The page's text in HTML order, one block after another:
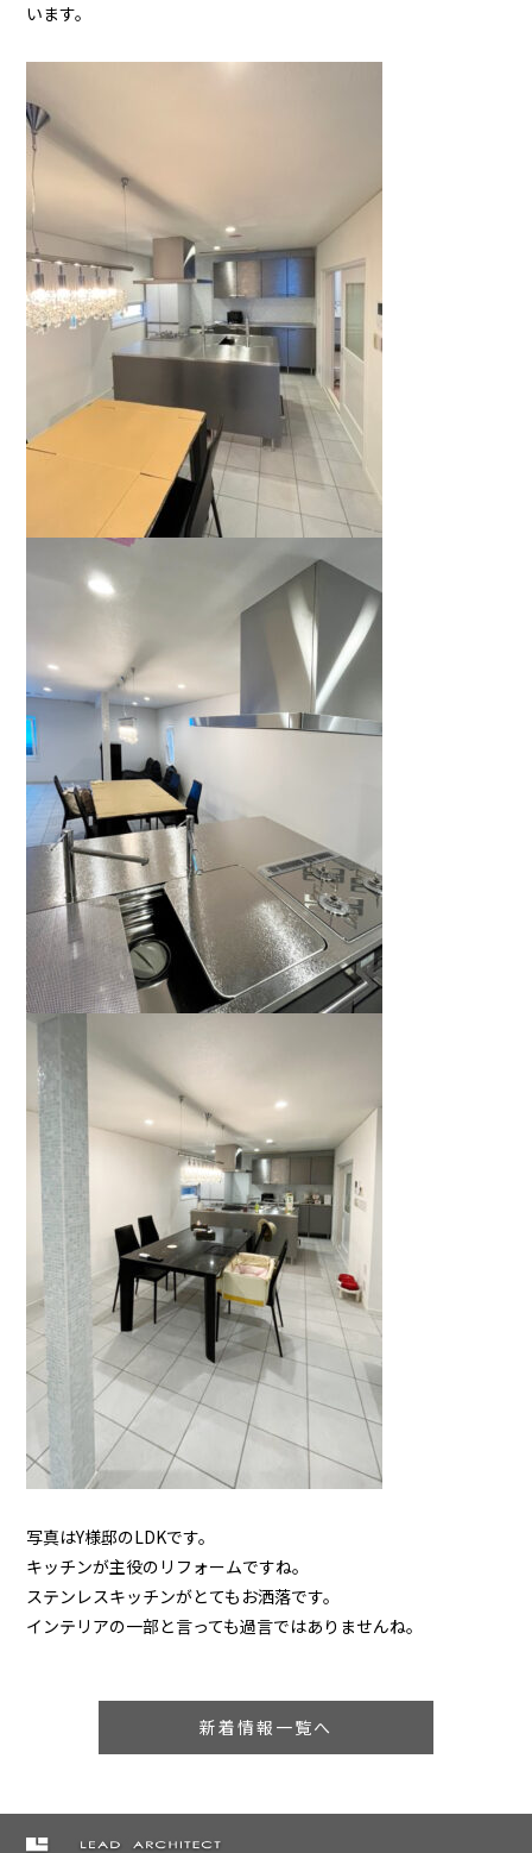
います。
写真はY様邸のLDKです。
キッチンが主役のリフォームですね。
ステンレスキッチンがとてもお洒落です。
インテリアの一部と言っても過言ではありませんね。
新着情報一覧へ